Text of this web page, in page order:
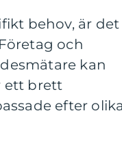
behov, är det
och
kan
ett brett
efter olika